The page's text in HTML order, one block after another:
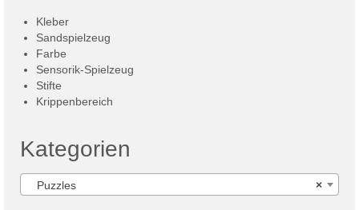
Kleber
Sandspielzeug
Farbe
Sensorik-Spielzeug
Stifte
Krippenbereich
Kategorien
×
Puzzles